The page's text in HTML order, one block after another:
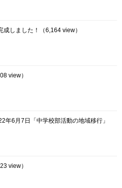
成しました！ （6,164 view）
view）
年6月7日「中学校部活動の地域移行」
view）